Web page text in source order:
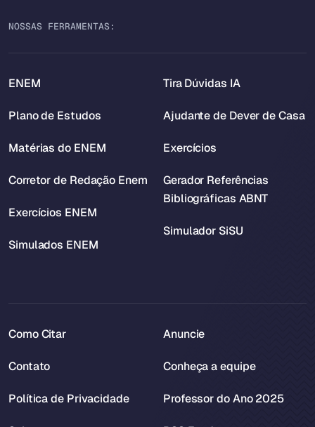
NOSSAS FERRAMENTAS:
ENEM
Plano de Estudos
Matérias do ENEM
Corretor de Redação Enem
Exercícios ENEM
Simulados ENEM
Tira Dúvidas IA
Ajudante de Dever de Casa
Exercícios
Gerador Referências
Bibliográficas ABNT
Simulador SiSU
Como Citar
Contato
Política de Privacidade
Anuncie
Conheça a equipe
Professor do Ano 2025